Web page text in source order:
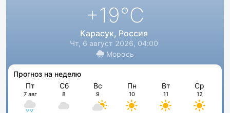
+19°C
Карасук, Россия
Чт, 6 август 2026, 04:00
Морось
Прогноз на неделю
Пт
7 авг
Сб
8
Вс
9
Пн
10
Вт
11
Ср
12